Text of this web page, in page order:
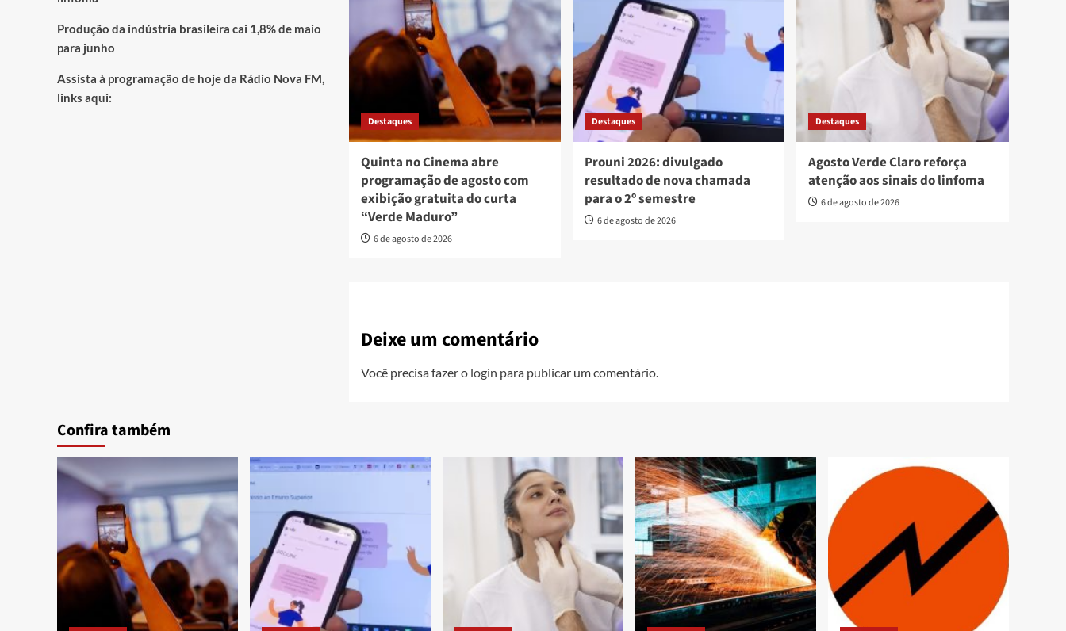
Destaques
Quinta no Cinema abre
programação de agosto com
exibição gratuita do curta
“Verde Maduro”
6 de agosto de 2026
Destaques
Prouni 2026: divulgado
resultado de nova chamada
para o 2º semestre
6 de agosto de 2026
Destaques
Agosto Verde Claro reforça
atenção aos sinais do linfoma
6 de agosto de 2026
Deixe um comentário
Você precisa fazer o login para publicar um comentário.
Produção da indústria brasileira cai 1,8% de maio
para junho
Assista à programação de hoje da Rádio Nova FM,
links aqui:
Confira também